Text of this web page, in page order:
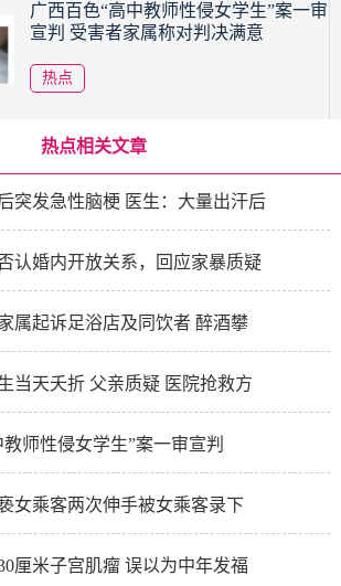
广西百色“高中教师性侵女学生”案一审
宣判 受害者家属称对判决满意
热点
热点相关文章
突发急性脑梗 医生：大量出汗后
认婚内开放关系，回应家暴质疑
属起诉足浴店及同饮者 醉酒攀
当天夭折 父亲质疑 医院抢救方
师性侵女学生”案一审宣判
女乘客两次伸手被女乘客录下
厘米子宫肌瘤 误以为中年发福